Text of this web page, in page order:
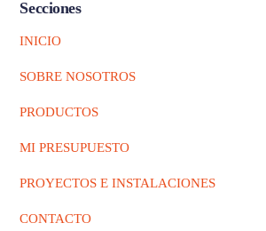
Secciones
INICIO
SOBRE NOSOTROS
PRODUCTOS
MI PRESUPUESTO
PROYECTOS E INSTALACIONES
CONTACTO